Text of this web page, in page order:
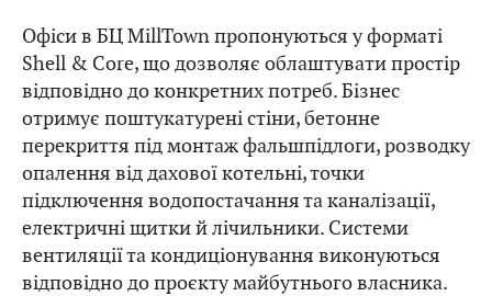
Офіси в БЦ MillTown пропонуються у форматі
Shell & Core, що дозволяє облаштувати простір
відповідно до конкретних потреб. Бізнес
отримує поштукатурені стіни, бетонне
перекриття під монтаж фальшпідлоги, розводку
опалення від дахової котельні, точки
підключення водопостачання та каналізації,
електричні щитки й лічильники. Системи
вентиляції та кондиціонування виконуються
відповідно до проєкту майбутнього власника.